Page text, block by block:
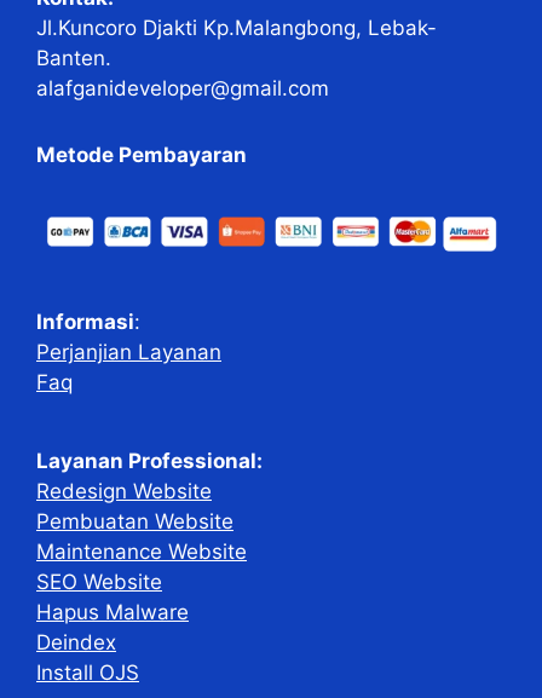
Jl.Kuncoro Djakti Kp.Malangbong, Lebak-
Banten.
alafganideveloper@gmail.com
Metode Pembayaran
Informasi:
Perjanjian Layanan
Faq
Layanan Professional:
Redesign Website
Pembuatan Website
Maintenance Website
SEO Website
Hapus Malware
Deindex
Install OJS